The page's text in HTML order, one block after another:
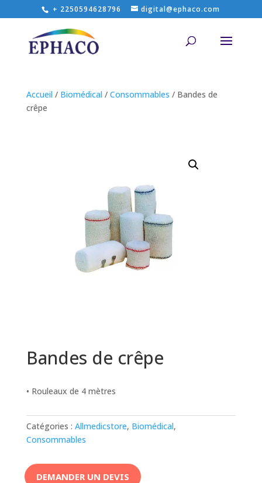
+ 2250594628796 digital@ephaco.com
Accueil / Biomédical / Consommables / Bandes de
crêpe
Bandes de crêpe
• Rouleaux de 4 mètres
Catégories : Allmedicstore, Biomédical,
Consommables
DEMANDER UN DEVIS